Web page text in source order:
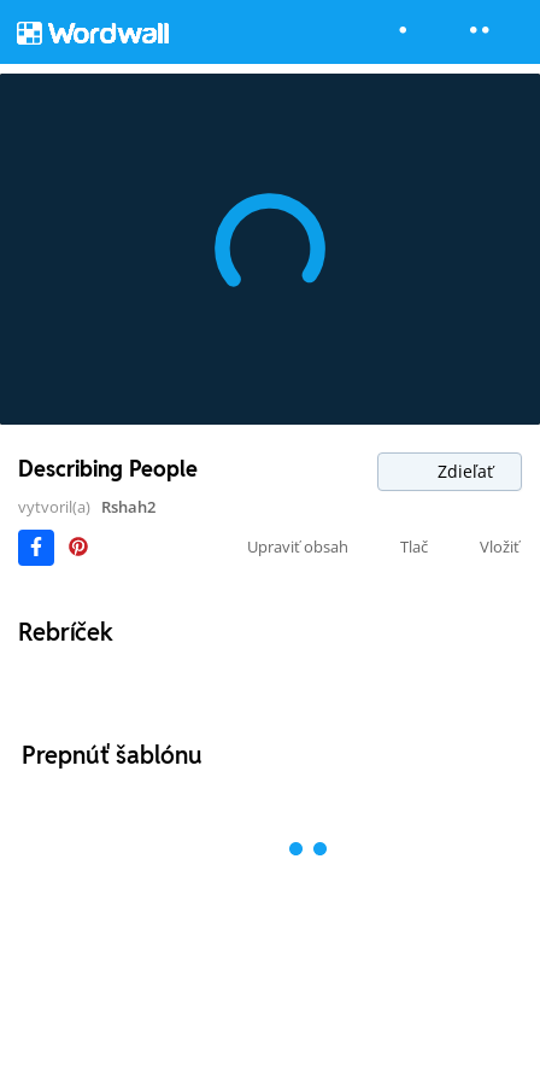
Describing People Zdieľať
vytvoril(a) Rshah2
Upraviť obsah
Tlač Vložiť
Rebríček
Prepnúť šablónu